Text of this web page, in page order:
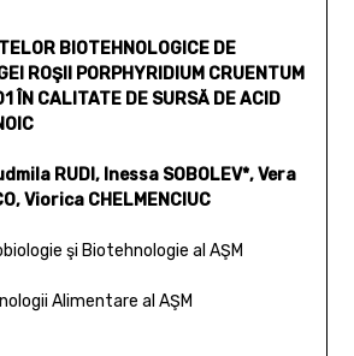
BIOTEHNOLOGICE DE
ROŞII PORPHYRIDIUM CRUENTUM
ÎN CALITATE DE SURSĂ DE ACID
RUDI, Inessa SOBOLEV*, Vera
Viorica CHELMENCIUC
şi Biotehnologie al AŞM
Alimentare al AŞM